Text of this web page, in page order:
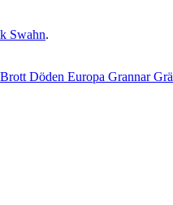
Swahn.
Brott Döden Europa Grannar